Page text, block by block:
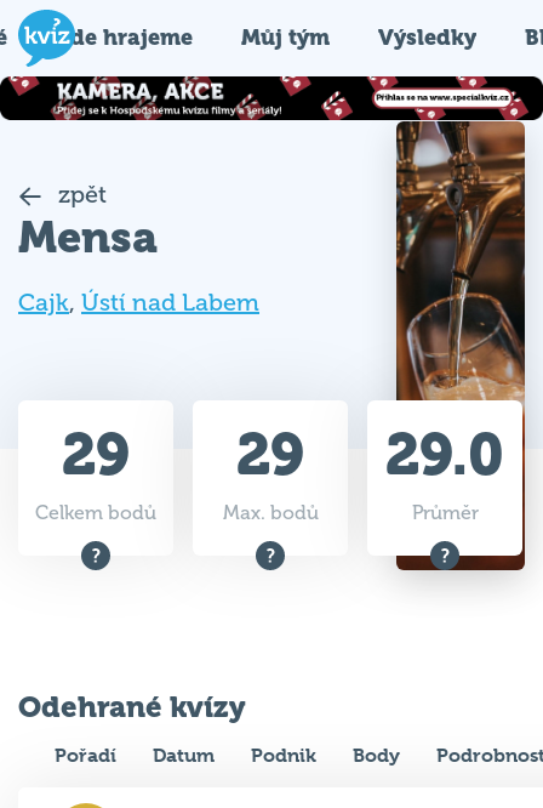
Kde hrajeme Můj tým Výsledky
zpět
Mensa
Cajk, Ústí nad Labem
29
Celkem bodů
29
Max. bodů
29.0
Průměr
Odehrané kvízy
Pořadí Datum Podnik Body